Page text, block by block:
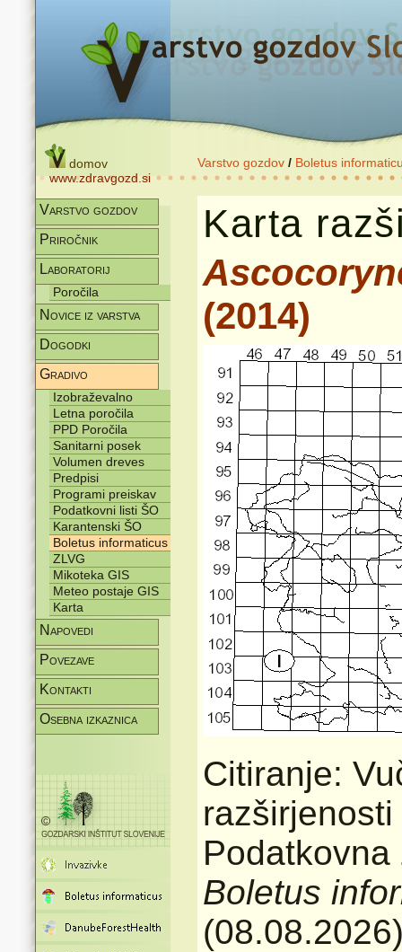
domov
www.zdravgozd.si
Varstvo gozdov / Boletus
Varstvo gozdov
Priročnik
Laboratorij
Poročila
Novice iz varstva
Dogodki
Gradivo
Izobraževalno
Letna poročila
PPD Poročila
Sanitarni posek
Volumen dreves
Predpisi
Programi preiskav
Podatkovni listi ŠO
Karantenski ŠO
Boletus informaticus
ZLVG
Mikoteka GIS
Meteo postaje GIS
Karta
Napovedi
Povezave
Kontakti
Osebna izkaznica
Karta
(2014)
Citiranje:
Boletus